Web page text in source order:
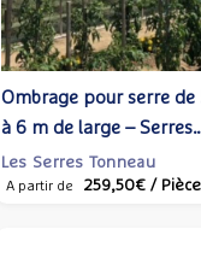
Ombrage pour serre de
à 6 m de large – Serres
Tonneau
Les Serres Tonneau
A partir de 259,50€ / Pièce